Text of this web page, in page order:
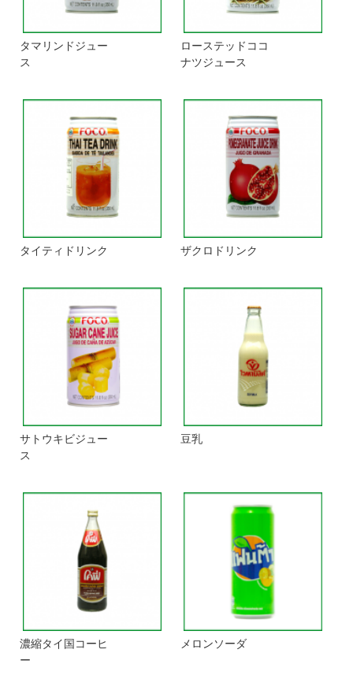
タマリンドジュー
ス
ローステッドココ
ナツジュース
タイティドリンク ザクロドリンク
サトウキビジュー
ス
豆乳
濃縮タイ国コーヒ
ー
メロンソーダ